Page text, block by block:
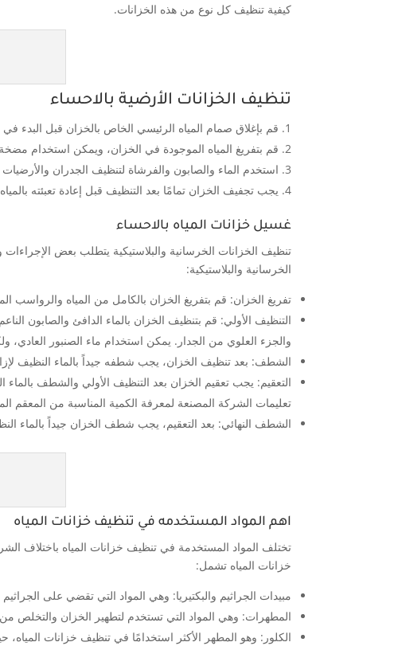
كيفية تنظيف كل نوع من هذه الخزانات.
تنظيف الخزانات الأرضية بالاحساء
قم بإغلاق صمام المياه الرئيسي الخاص بالخزان قبل البدء
قم بتفريغ المياه الموجودة في الخزان، ويمكن استخدام
استخدم الماء والصابون والفرشاة لتنظيف الجدران
يجب تجفيف الخزان تمامًا بعد التنظيف قبل إعادة تعبئته
غسيل خزانات المياه بالاحساء
تنظيف الخزانات الخرسانية والبلاستيكية يتطلب بعض الإجراءات
الخرسانية والبلاستيكية:
تفريغ الخزان: قم بتفريغ الخزان بالكامل من المياه
التنظيف الأولي: قم بتنظيف الخزان بالماء الدافئ والصابون
والجزء العلوي من الجدار. يمكن استخدام ماء الصنبور العادي،
الشطف: بعد تنظيف الخزان، يجب شطفه جيداً بالماء النظيف لإزالة
التعقيم: يجب تعقيم الخزان بعد التنظيف الأولي والشطف
تعليمات الشركة المصنعة لمعرفة الكمية المناسبة من المعقم
الشطف النهائي: بعد التعقيم، يجب شطف الخزان جيداً بالماء
اهم المواد المستخدمه في تنظيف خزانات المياه
تختلف المواد المستخدمة في تنظيف خزانات المياه باختلاف
خزانات المياه تشمل:
مبيدات الجراثيم والبكتيريا: وهي المواد التي تقضي على
المطهرات: وهي المواد التي تستخدم لتطهير الخزان والتخلص
الكلور: وهو المطهر الأكثر استخدامًا في تنظيف خزانات المياه،